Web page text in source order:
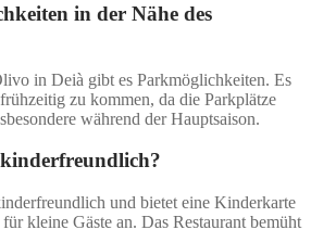
in der Nähe des
in Deià gibt es Parkmöglichkeiten. Es
zu kommen, da die Parkplätze
während der Hauptsaison.
und bietet eine Kinderkarte
kleine Gäste an. Das Restaurant bemüht